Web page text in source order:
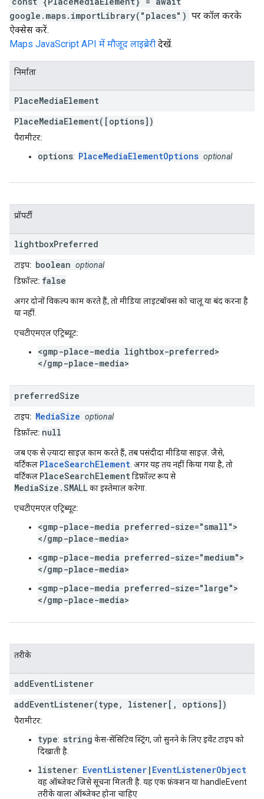
google.maps.importLibrary("places") पर कॉल करके
ऐक्सेस करें.
Maps JavaScript API में मौजूद लाइब्रेरी देखें.
निर्माता
PlaceMediaElement
PlaceMediaElement([options])
पैरामीटर:
options: PlaceMediaElementOptions optional
प्रॉपर्टी
lightboxPreferred
टाइप: boolean optional
डिफ़ॉल्ट: false
अगर दोनों विकल्प काम करते हैं, तो मीडिया लाइटबॉक्स को चालू या बंद करना है
या नहीं.
एचटीएमएल एट्रिब्यूट:
<gmp-place-media lightbox-preferred>
</gmp-place-media>
preferredSize
टाइप: MediaSize optional
डिफ़ॉल्ट: null
जब एक से ज़्यादा साइज़ काम करते हैं, तब पसंदीदा मीडिया साइज़. जैसे,
वर्टिकल PlaceSearchElement. अगर यह तय नहीं किया गया है, तो
वर्टिकल PlaceSearchElementडिफ़ॉल्ट रूप से
MediaSize.SMALLका इस्तेमाल करेगा.
एचटीएमएल एट्रिब्यूट:
<gmp-place-media preferred-size="small">
</gmp-place-media>
<gmp-place-media preferred-size="medium">
</gmp-place-media>
<gmp-place-media preferred-size="large">
</gmp-place-media>
तरीके
addEventListener
addEventListener(type, listener[, options])
पैरामीटर:
type: string केस-सेंसिटिव स्ट्रिंग, जो सुनने के लिए इवेंट टाइप को
दिखाती है.
listener: EventListener | EventListenerObject
वह ऑब्जेक्ट जिसे सूचना मिलती है. यह एक फ़ंक्शन या handleEvent
तरीके वाला ऑब्जेक्ट होना चाहिए